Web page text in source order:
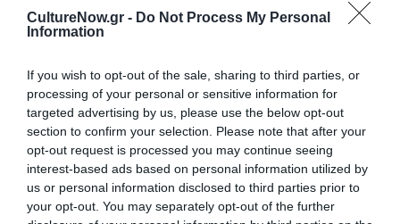
CultureNow.gr - Do Not Process My Personal
Information
If you wish to opt-out of the sale, sharing to third parties, or
processing of your personal or sensitive information for
targeted advertising by us, please use the below opt-out
section to confirm your selection. Please note that after your
opt-out request is processed you may continue seeing
interest-based ads based on personal information utilized by
us or personal information disclosed to third parties prior to
your opt-out. You may separately opt-out of the further
Βραζιλίας την τιμητική διάκριση του Ιππότη του
Τάγματος του Ρίο Μπράνκο, τι σημαίνει αυτή η
Ήταν εντελώς απρόσμενη η τεράστια αυτή τιμή που
μου αποδόθηκε και πραγματικά ανεκτίμητη η
αναγνώριση και η δικαίωση τής πορείας μου. Όταν
ξεκίνησα να τραγουδώ “Βραζιλιάνικα”, ήταν κάτι
πρωτόγνωρο για το Ελληνικό κοινό. Όμως αυτό το
μετάλλειο, εκτός από επιβράβευση για την μέχρι τώρα
πορεία μου, φέρει και μια ευθύνη, με δεσμεύει να